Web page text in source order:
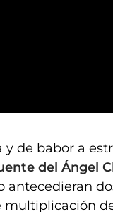
y de babor a
del Ángel
antecedieran